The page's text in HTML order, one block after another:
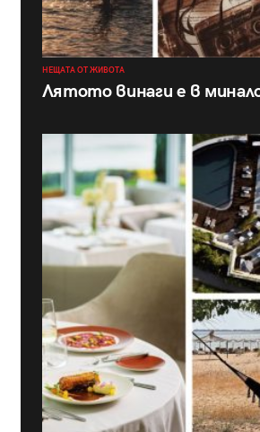
НЕЩАТА ОТ ЖИВОТА
Лятото винаги е в